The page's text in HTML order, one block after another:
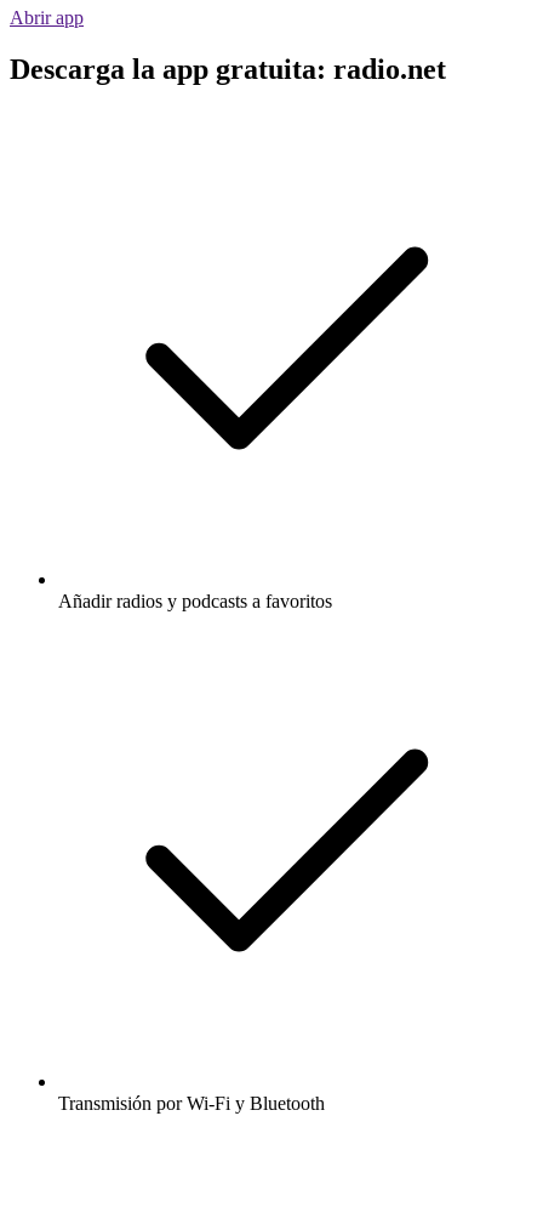
Abrir app
Descarga la app gratuita: radio.net
Añadir radios y podcasts a favoritos
Transmisión por Wi-Fi y Bluetooth